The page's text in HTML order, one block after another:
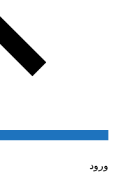
ورود